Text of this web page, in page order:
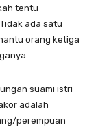
tentu
ada satu
orang ketiga
suami istri
adalah
perempuan